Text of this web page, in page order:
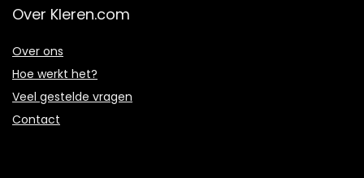
Over Kleren.com
Over ons
Hoe werkt het?
Veel gestelde vragen
Contact